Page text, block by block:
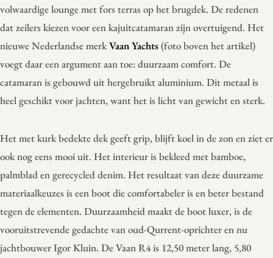
volwaardige lounge met fors terras op het brugdek. De redenen
dat zeilers kiezen voor een kajuitcatamaran zijn overtuigend. Het
nieuwe Nederlandse merkVaan Yachts(foto boven het artikel)
voegt daar een argument aan toe: duurzaam comfort. De
catamaran is gebouwd uit hergebruikt aluminium. Dit metaal is
heel geschikt voor jachten, want het is licht van gewicht en sterk.
Het met kurk bedekte dek geeft grip, blijft koel in de zon en ziet er
ook nog eens mooi uit. Het interieur is bekleed met bamboe,
palmblad en gerecycled denim. Het resultaat van deze duurzame
materiaalkeuzes is een boot die comfortabeler is en beter bestand
tegen de elementen. Duurzaamheid maakt de boot luxer, is de
vooruitstrevende gedachte van oud-Qurrent-oprichter en nu
jachtbouwer Igor Kluin. De Vaan R4 is 12,50 meter lang, 5,80